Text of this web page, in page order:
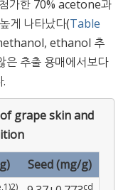
가한 70% acetone과
게 나타났다(Table
ethanol 추
은 추출 용매에서보다
grape skin and
Seed (mg/g)
cd